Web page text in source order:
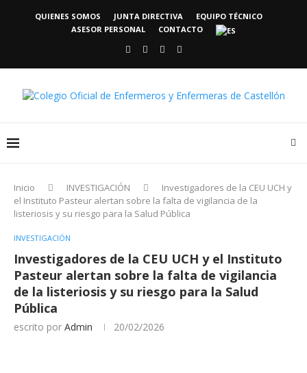
QUIENES SOMOS JUNTA DIRECTIVA
EQUIPO TÉCNICO
ASESOR PERSONAL
CONTACTO
Inicio INVESTIGACIÓN
Investigadores de la CEU UCH y
el Instituto Pasteur alertan sobre la falta de vigilancia de la
listeriosis y su riesgo para la Salud Pública
INVESTIGACIÓN
Investigadores de la CEU UCH y el Instituto
Pasteur alertan sobre la falta de vigilancia
de la listeriosis y su riesgo para la Salud
Pública
escrito por Admin 20/02/2026